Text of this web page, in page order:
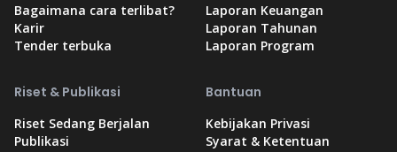
Bagaimana cara terlibat?
Karir
Tender terbuka
Laporan Keuangan
Laporan Tahunan
Laporan Program
Riset & Publikasi
Riset Sedang Berjalan
Publikasi
Bantuan
Kebijakan Privasi
Syarat & Ketentuan